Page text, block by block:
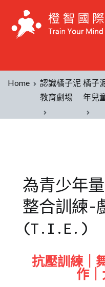
Home
認識橘子泥
教育劇場
橘子
年兒
為青少年
整合訓練-
(T.I.E.)
Posted
Posted
Tagged
抗壓訓練｜
作